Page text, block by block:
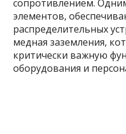
сопротивлением.
элементов,
распределительных
медная заземления,
критически важную
оборудования и